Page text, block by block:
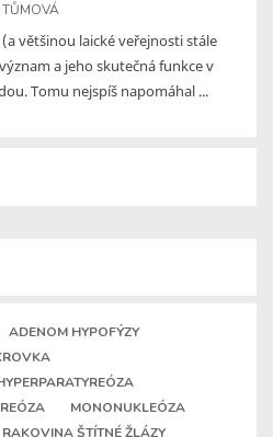
většinou laické veřejnosti stále
a jeho skutečná funkce v
Tomu nejspíš napomáhal ...
ADENOM HYPOFÝZY
MONONUKLEÓZA
RAKOVINA ŠTÍTNÉ ŽLÁZY